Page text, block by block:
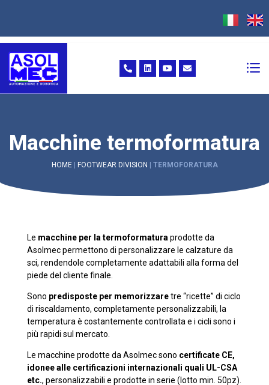
Macchine termoformatura
HOME| FOOTWEAR DIVISION | TERMOFORATURA
Le macchine per la termoformatura prodotte da
Asolmec permettono di personalizzare le calzature da
sci, rendendole completamente adattabili alla forma del
piede del cliente finale.
Sono predisposte per memorizzaretre “ricette” di ciclo
di riscaldamento, completamente personalizzabili, la
temperatura è costantemente controllata e i cicli sono i
più rapidi sul mercato.
Le macchine prodotte da Asolmec sono certificate CE,
idonee alle certificazioni internazionali quali UL-CSA
etc., personalizzabili e prodotte in serie (lotto min. 50pz).